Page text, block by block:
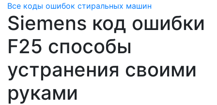
Все коды ошибок стиральных машин
Siemens код ошибки
F25 способы
устранения своими
руками